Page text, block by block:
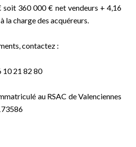
soit 360 000 € net vendeurs + 4,16
la charge des acquéreurs.
contactez :
10 21 82 80
au RSAC de Valenciennes